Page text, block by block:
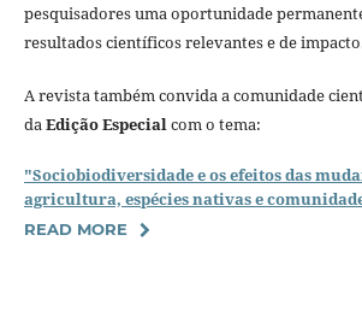
pesquisadores uma oportunidade
resultados científicos relevantes e de
A revista também convida a comunidade
daEdição Especialcom o tema:
"Sociobiodiversidade e os efeitos das
agricultura, espécies nativas e
READ MORE